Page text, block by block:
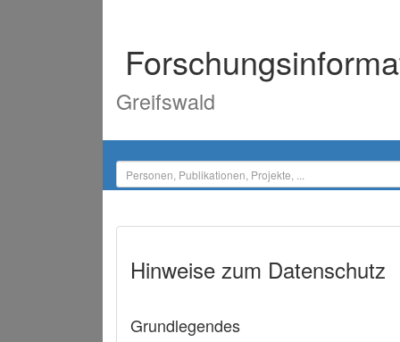
Greifswald
Hinweise zum Datenschutz
Grundlegendes